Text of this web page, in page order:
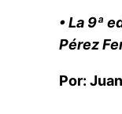
•La 9ª
Pérez
Por: